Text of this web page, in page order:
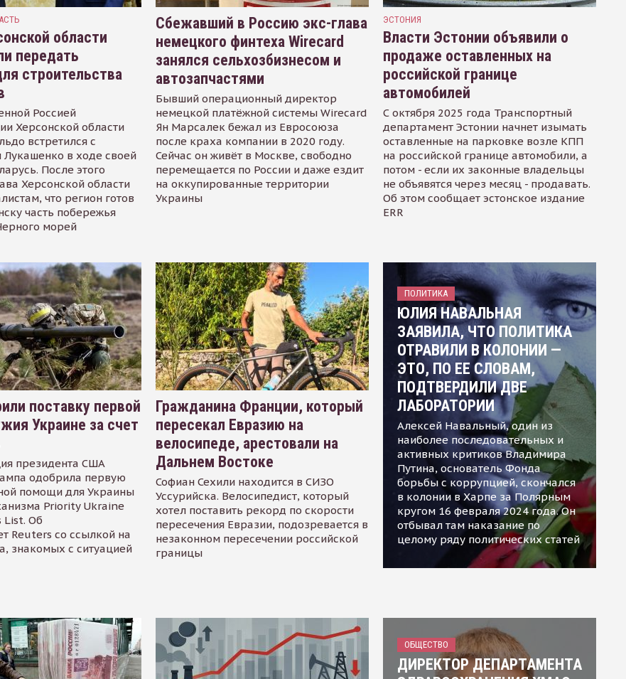
области
передать
строительства
Россией
Херсонской области
встретился с
в ходе своей
После этого
Херсонской области
что регион готов
часть побережья
морей
Сбежавший в Россию экс-глава
немецкого финтеха Wirecard
занялся сельхозбизнесом и
автозапчастями
Бывший операционный директор
немецкой платёжной системы Wirecard
Ян Марсалек бежал из Евросоюза
после краха компании в 2020 году.
Сейчас он живёт в Москве, свободно
перемещается по России и даже ездит
на оккупированные территории
Украины
ЭСТОНИЯ
Власти Эстонии объявили о
продаже оставленных на
российской границе
автомобилей
С октября 2025 года Транспортный
департамент Эстонии начнет изымать
оставленные на парковке возле КПП
на российской границе автомобили, а
потом - если их законные владельцы
не объявятся через месяц - продавать.
Об этом сообщает эстонское издание
ERR
поставку первой
Украине за счет
президента США
одобрила первую
помощи для Украины
Priority Ukraine
List. Об
Reuters со ссылкой на
знакомых с ситуацией
Гражданина Франции, который
пересекал Евразию на
велосипеде, арестовали на
Дальнем Востоке
Софиан Сехили находится в СИЗО
Уссурийска. Велосипедист, который
хотел поставить рекорд по скорости
пересечения Евразии, подозревается в
незаконном пересечении российской
границы
ПОЛИТИКА
ЮЛИЯ НАВАЛЬНАЯ
ЗАЯВИЛА, ЧТО ПОЛИТИКА
ОТРАВИЛИ В КОЛОНИИ —
ЭТО, ПО ЕЕ СЛОВАМ,
ПОДТВЕРДИЛИ ДВЕ
ЛАБОРАТОРИИ
Алексей Навальный, один из
наиболее последовательных и
активных критиков Владимира
Путина, основатель Фонда
борьбы с коррупцией, скончался
в колонии в Харпе за Полярным
кругом 16 февраля 2024 года. Он
отбывал там наказание по
целому ряду политических статей
ОБЩЕСТВО
ДИРЕКТОР ДЕПАРТАМЕНТА